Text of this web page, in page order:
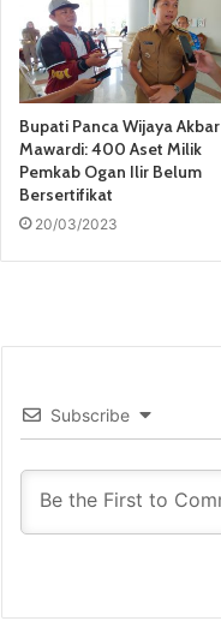
Bupati Panca Wijaya Akbar
Mawardi: 400 Aset Milik
Pemkab Ogan Ilir Belum
Bersertifikat
20/03/2023
Subscribe